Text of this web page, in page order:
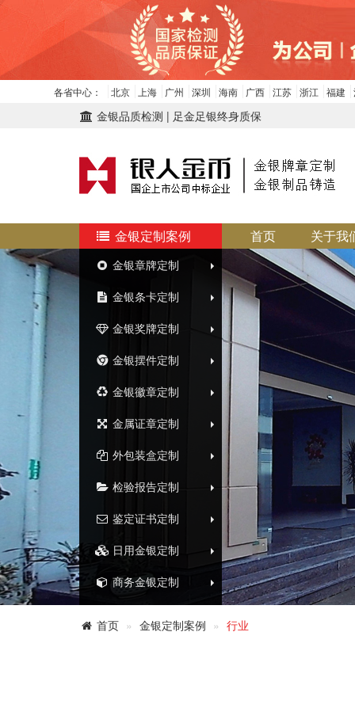
各省中心： 北京 上海 广州 深圳 海南 广西 江苏 浙江 福建
金银品质检测 | 足金足银终身质保
金银定制案例
金银章牌定制
金银条卡定制
金银奖牌定制
金银摆件定制
金银徽章定制
金属证章定制
外包装盒定制
检验报告定制
鉴定证书定制
日用金银定制
商务金银定制
首页 关于我
首页 金银定制案例 行业